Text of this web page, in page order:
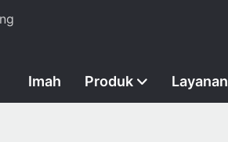
Imah Produk Layanan